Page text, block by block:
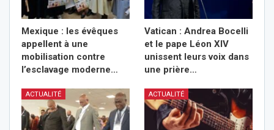
Mexique : les évêques
appellent à une
mobilisation contre
l’esclavage moderne…
Vatican : Andrea Bocelli
et le pape Léon XIV
unissent leurs voix dans
une prière…
ACTUALITÉ ACTUALITÉ